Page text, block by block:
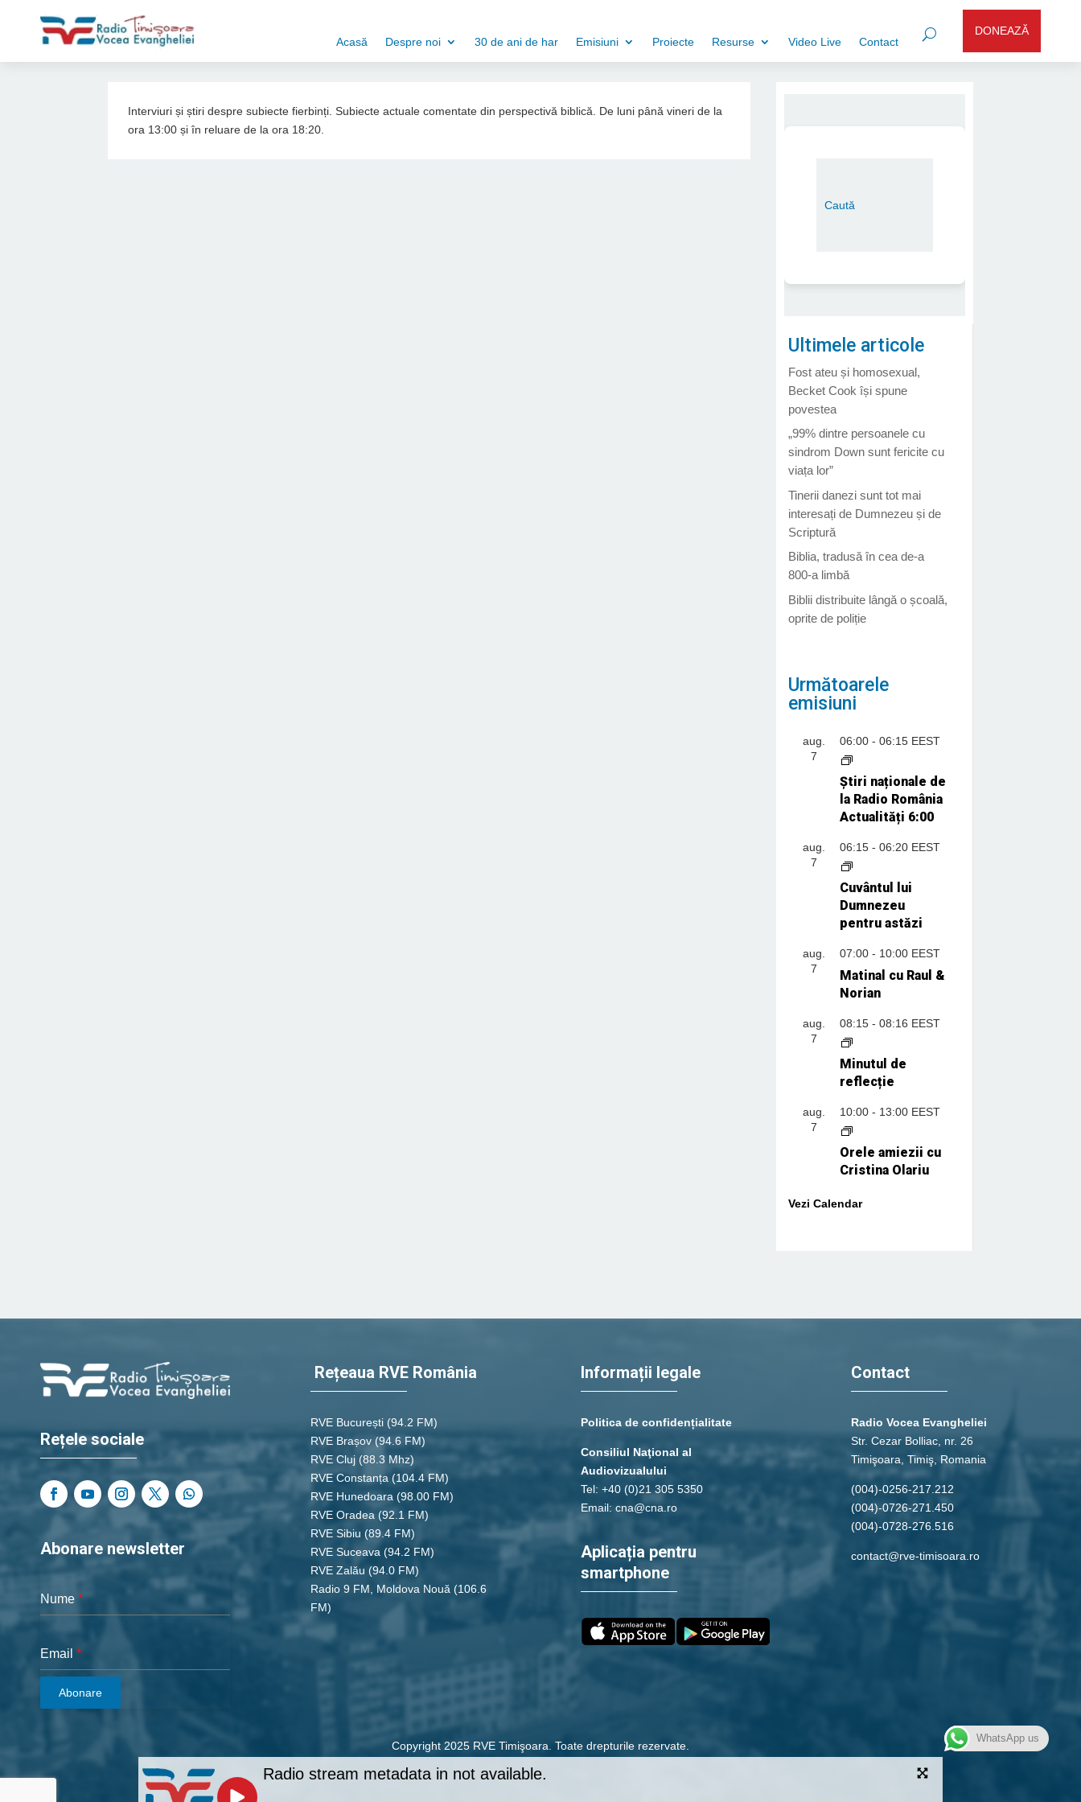
Acasă Despre noi 30 de ani de har Emisiuni Proiecte Resurse Video Live Contact
DONEAZĂ
Interviuri și știri despre subiecte fierbinți. Subiecte actuale comentate din perspectivă biblică. De luni până vineri de la
ora 13:00 și în reluare de la ora 18:20.
Ultimele articole
Fost ateu și homosexual,
Becket Cook își spune
povestea
„99% dintre persoanele cu
sindrom Down sunt fericite cu
viața lor”
Tinerii danezi sunt tot mai
interesați de Dumnezeu și de
Scriptură
Biblia, tradusă în cea de-a
800-a limbă
Biblii distribuite lângă o școală,
oprite de poliție
Următoarele
emisiuni
aug.
7
06:00- 06:15 EEST
Știri naționale de
la Radio România
Actualități 6:00
aug.
7
06:15- 06:20 EEST
Cuvântul lui
Dumnezeu
pentru astăzi
aug.
7
07:00- 10:00 EEST
Matinal cu Raul &
Norian
aug.
7
08:15- 08:16 EEST
Minutul de
reflecție
aug.
7
10:00- 13:00 EEST
Orele amiezii cu
Cristina Olariu
Vezi Calendar
Rețele sociale
Abonare newsletter
Nume *
Email *
Abonare
Rețeaua RVE România
RVE București (94.2 FM)
RVE Brașov (94.6 FM)
RVE Cluj (88.3 Mhz)
RVE Constanța (104.4 FM)
RVE Hunedoara (98.00 FM)
RVE Oradea (92.1 FM)
RVE Sibiu (89.4 FM)
RVE Suceava (94.2 FM)
RVE Zalău (94.0 FM)
Radio 9 FM, Moldova Nouă (106.6
FM)
Informații legale
Politica de confidențialitate
Consiliul Naţional al
Audiovizualului
Tel: +40 (0)21 305 5350
Email: cna@cna.ro
Aplicația pentru
smartphone
Contact
Radio Vocea Evangheliei
Str. Cezar Bolliac, nr. 26
Timişoara, Timiş, Romania
(004)-0256-217.212
(004)-0726-271.450
(004)-0728-276.516
contact@rve-timisoara.ro
Copyright 2025 RVE Timişoara. Toate drepturile rezervate.
Radio stream metadata in not available.
WhatsApp us